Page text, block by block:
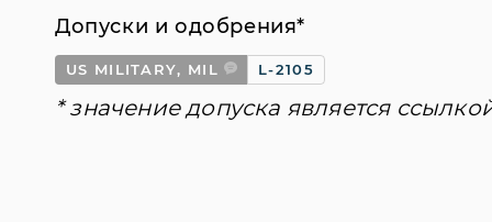
Допуски и одобрения*
US MILITARY, MIL L-2105
* значение допуска является